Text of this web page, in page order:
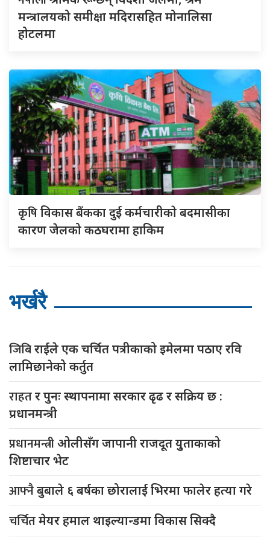
मन्त्रालयको समीक्षा मदिरासहित मोनालिसा
होटलमा
कृषिविकास बैंकका दुई कर्मचारीकाे बदमासीका
कारण जेलको कठघरामा हाकिम
भर्खरै
जिबिराईले एक चर्चित पत्रीकाको इमेलमा पठाए रवि
लामिछानेको कर्तुत
राहतर पुनः स्थापनामा सरकार ढृढ र सक्रिय छ :
प्रधानमन्त्री
प्रधानमन्त्रीओलीसँग जापानी राजदूत युुताकाको
शिष्टाचार भेट
आफ्नैबुबाले ६ बर्षका छोरालाई भिरमा फालेर हत्या गरे
चर्चितमेयर हमाल थाइल्यान्डमा विकास सिक्दै